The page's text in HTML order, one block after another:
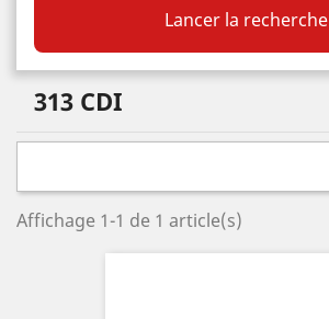
Lancer la recherche
313 CDI
Affichage 1-1 de 1 article(s)